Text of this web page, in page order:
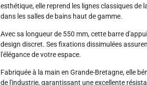
esthétique, elle reprend les lignes classiques
dans les salles de bains haut de gamme.
Avec sa longueur de 550 mm, cette barre
design discret. Ses fixations dissimulées
l'élégance de votre espace.
Fabriquée à la main en Grande-Bretagne, elle
de l'industrie, garantissant une excellente